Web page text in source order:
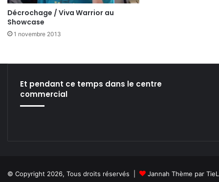
Décrochage / Viva Warrior au
Showcase
1 novembre 2013
Et pendant ce temps dans le centre
commercial
© Copyright 2026, Tous droits réservés | Jannah Thème par